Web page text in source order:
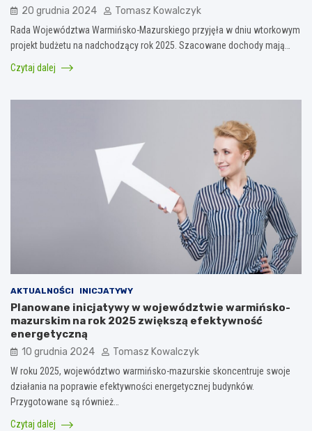
20 grudnia 2024 Tomasz Kowalczyk
Rada Województwa Warmińsko-Mazurskiego przyjęła w dniu wtorkowym
projekt budżetu na nadchodzący rok 2025. Szacowane dochody mają…
Czytaj dalej
AKTUALNOŚCI INICJATYWY
Planowane inicjatywy w województwie warmińsko-
mazurskim na rok 2025 zwiększą efektywność
energetyczną
10 grudnia 2024 Tomasz Kowalczyk
W roku 2025, województwo warmińsko-mazurskie skoncentruje swoje
działania na poprawie efektywności energetycznej budynków.
Przygotowane są również…
Czytaj dalej